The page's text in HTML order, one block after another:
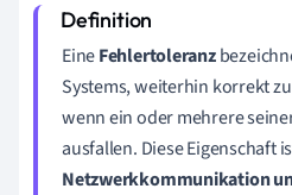
EineFehlertoleranz
Systems, weiterhin korrekt
wenn ein oder mehrere
ausfallen. Diese Eigenschaft
Netzwerkkommunikation